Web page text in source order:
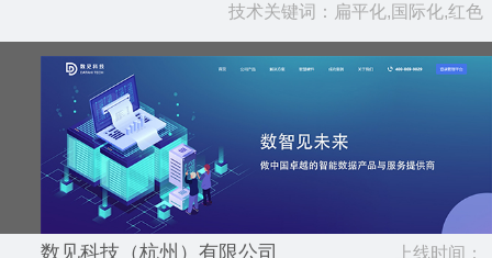
2022.07
技术关键词：扁平化,国际化,红色
数见科技（杭州）有限公司 上线时间：